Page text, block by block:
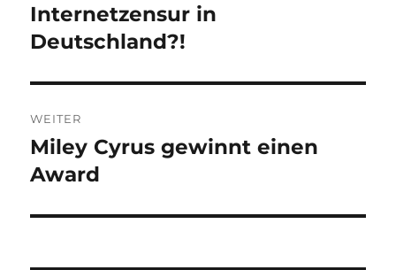
Vorheriger
Beitrag:
Internetzensur in
Deutschland?!
WEITER
Nächster
Beitrag:
Miley Cyrus gewinnt einen
Award